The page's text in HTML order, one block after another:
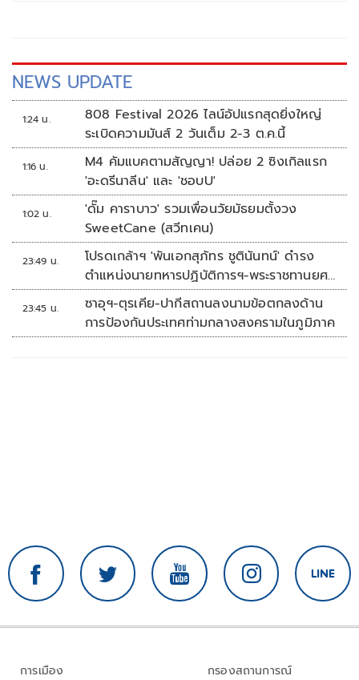
NEWS UPDATE
1:24 น.
808 Festival 2026 ไลน์อัปแรกสุดยิ่งใหญ่
ระเบิดความมันส์ 2 วันเต็ม 2-3 ต.ค.นี้
1:16 น.
M4 คัมแบคตามสัญญา! ปล่อย 2 ซิงเกิลแรก
'อะดรีนาลีน' และ 'ชอบU'
1:02 น.
'ดั๊ม คาราบาว' รวมเพื่อนวัยมัธยมตั้งวง
SweetCane (สวีทเคน)
23:49 น.
โปรดเกล้าฯ 'พันเอกสุภัทร ชูตินันทน์' ดำรง
ตำแหน่งนายทหารปฏิบัติการฯ-พระราชทานยศ
'พลตรี'
23:45 น.
ซาอุฯ-ตุรเคีย-ปากีสถานลงนามข้อตกลงด้าน
การป้องกันประเทศท่ามกลางสงครามในภูมิภาค
การเมือง
กรองสถานการณ์